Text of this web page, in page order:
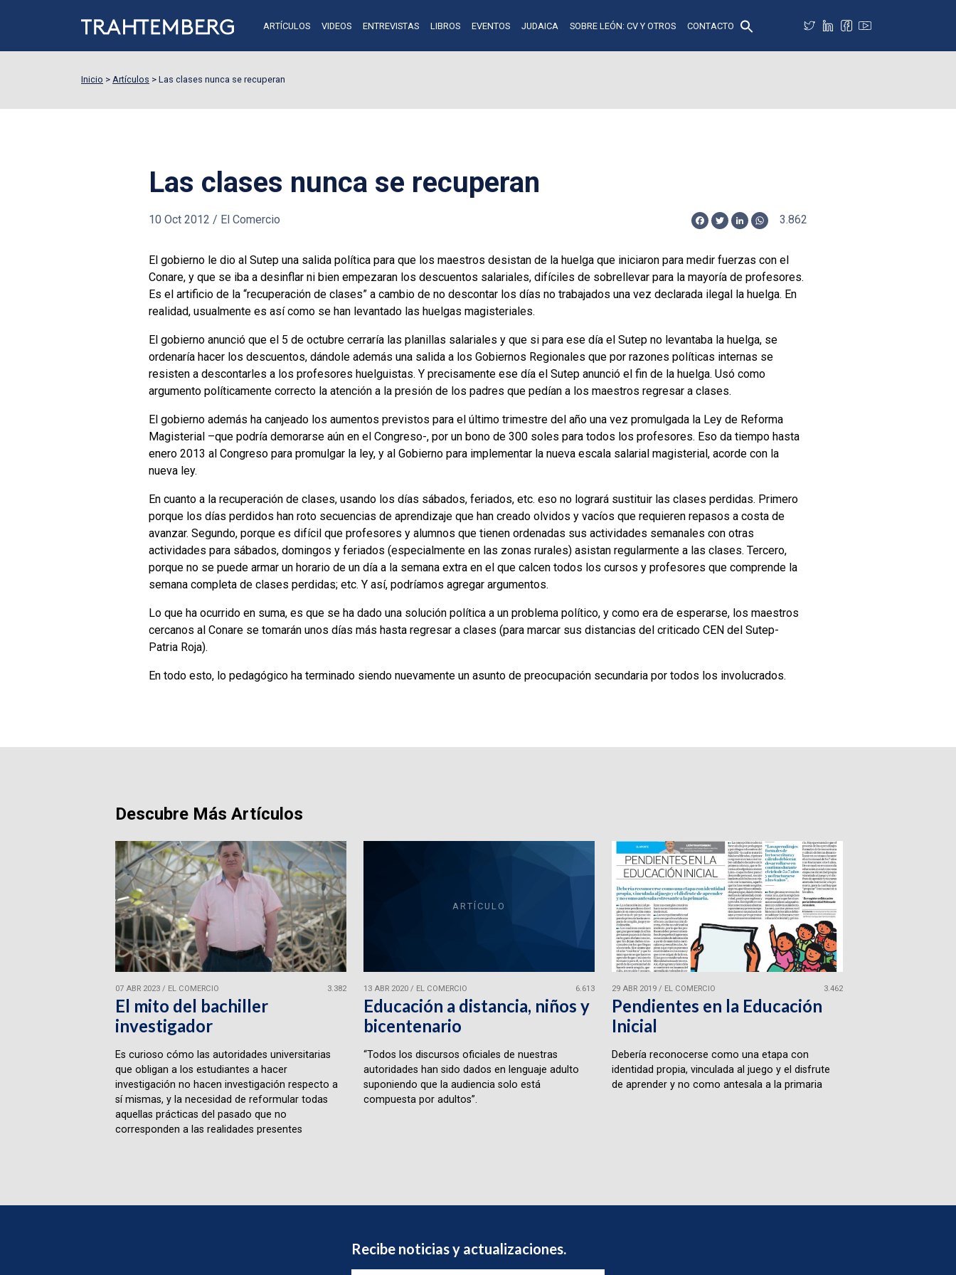
ARTÍCULOS VIDEOS ENTREVISTAS LIBROS EVENTOS JUDAICA SOBRE LEÓN: CV Y OTROS CONTACTO
Inicio > Artículos > Las clases nunca se recuperan
Las clases nunca se recuperan
10 Oct 2012 / El Comercio
Facebook
TwitterLinkedInWhatsApp
3.862
El gobierno le dio al Sutep una salida política para que los maestros desistan de la huelga que iniciaron para medir fuerzas con el
Conare, y que se iba a desinflar ni bien empezaran los descuentos salariales, difíciles de sobrellevar para la mayoría de profesores.
Es el artificio de la “recuperación de clases” a cambio de no descontar los días no trabajados una vez declarada ilegal la huelga. En
realidad, usualmente es así como se han levantado las huelgas magisteriales.
El gobierno anunció que el 5 de octubre cerraría las planillas salariales y que si para ese día el Sutep no levantaba la huelga, se
ordenaría hacer los descuentos, dándole además una salida a los Gobiernos Regionales que por razones políticas internas se
resisten a descontarles a los profesores huelguistas. Y precisamente ese día el Sutep anunció el fin de la huelga. Usó como
argumento políticamente correcto la atención a la presión de los padres que pedían a los maestros regresar a clases.
El gobierno además ha canjeado los aumentos previstos para el último trimestre del año una vez promulgada la Ley de Reforma
Magisterial –que podría demorarse aún en el Congreso-, por un bono de 300 soles para todos los profesores. Eso da tiempo hasta
enero 2013 al Congreso para promulgar la ley, y al Gobierno para implementar la nueva escala salarial magisterial, acorde con la
nueva ley.
En cuanto a la recuperación de clases, usando los días sábados, feriados, etc. eso no logrará sustituir las clases perdidas. Primero
porque los días perdidos han roto secuencias de aprendizaje que han creado olvidos y vacíos que requieren repasos a costa de
avanzar. Segundo, porque es difícil que profesores y alumnos que tienen ordenadas sus actividades semanales con otras
actividades para sábados, domingos y feriados (especialmente en las zonas rurales) asistan regularmente a las clases. Tercero,
porque no se puede armar un horario de un día a la semana extra en el que calcen todos los cursos y profesores que comprende la
semana completa de clases perdidas; etc. Y así, podríamos agregar argumentos.
Lo que ha ocurrido en suma, es que se ha dado una solución política a un problema político, y como era de esperarse, los maestros
cercanos al Conare se tomarán unos días más hasta regresar a clases (para marcar sus distancias del criticado CEN del Sutep-
Patria Roja).
En todo esto, lo pedagógico ha terminado siendo nuevamente un asunto de preocupación secundaria por todos los involucrados.
Descubre Más Artículos
07 ABR 2023/ EL COMERCIO 3.382
El mito del bachiller
investigador
Es curioso cómo las autoridades universitarias
que obligan a los estudiantes a hacer
investigación no hacen investigación respecto a
sí mismas, y la necesidad de reformular todas
aquellas prácticas del pasado que no
corresponden a las realidades presentes
ARTÍCULO
13 ABR 2020/ EL COMERCIO 6.613
Educación a distancia, niños y
bicentenario
“Todos los discursos oficiales de nuestras
autoridades han sido dados en lenguaje adulto
suponiendo que la audiencia solo está
compuesta por adultos”.
29 ABR 2019/ EL COMERCIO 3.462
Pendientes en la Educación
Inicial
Debería reconocerse como una etapa con
identidad propia, vinculada al juego y el disfrute
de aprender y no como antesala a la primaria
Recibe noticias y actualizaciones.